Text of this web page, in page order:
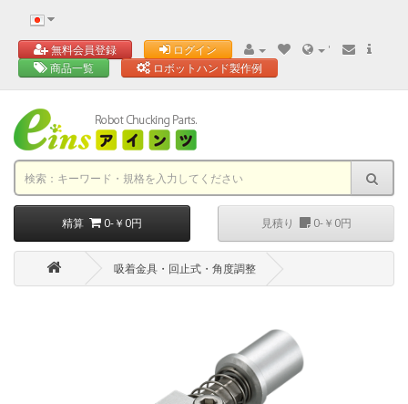
無料会員登録 ログイン
'
商品一覧
ロボットハンド製作例
精算 0-￥0円 見積り 0-￥0円
吸着金具・回止式・角度調整